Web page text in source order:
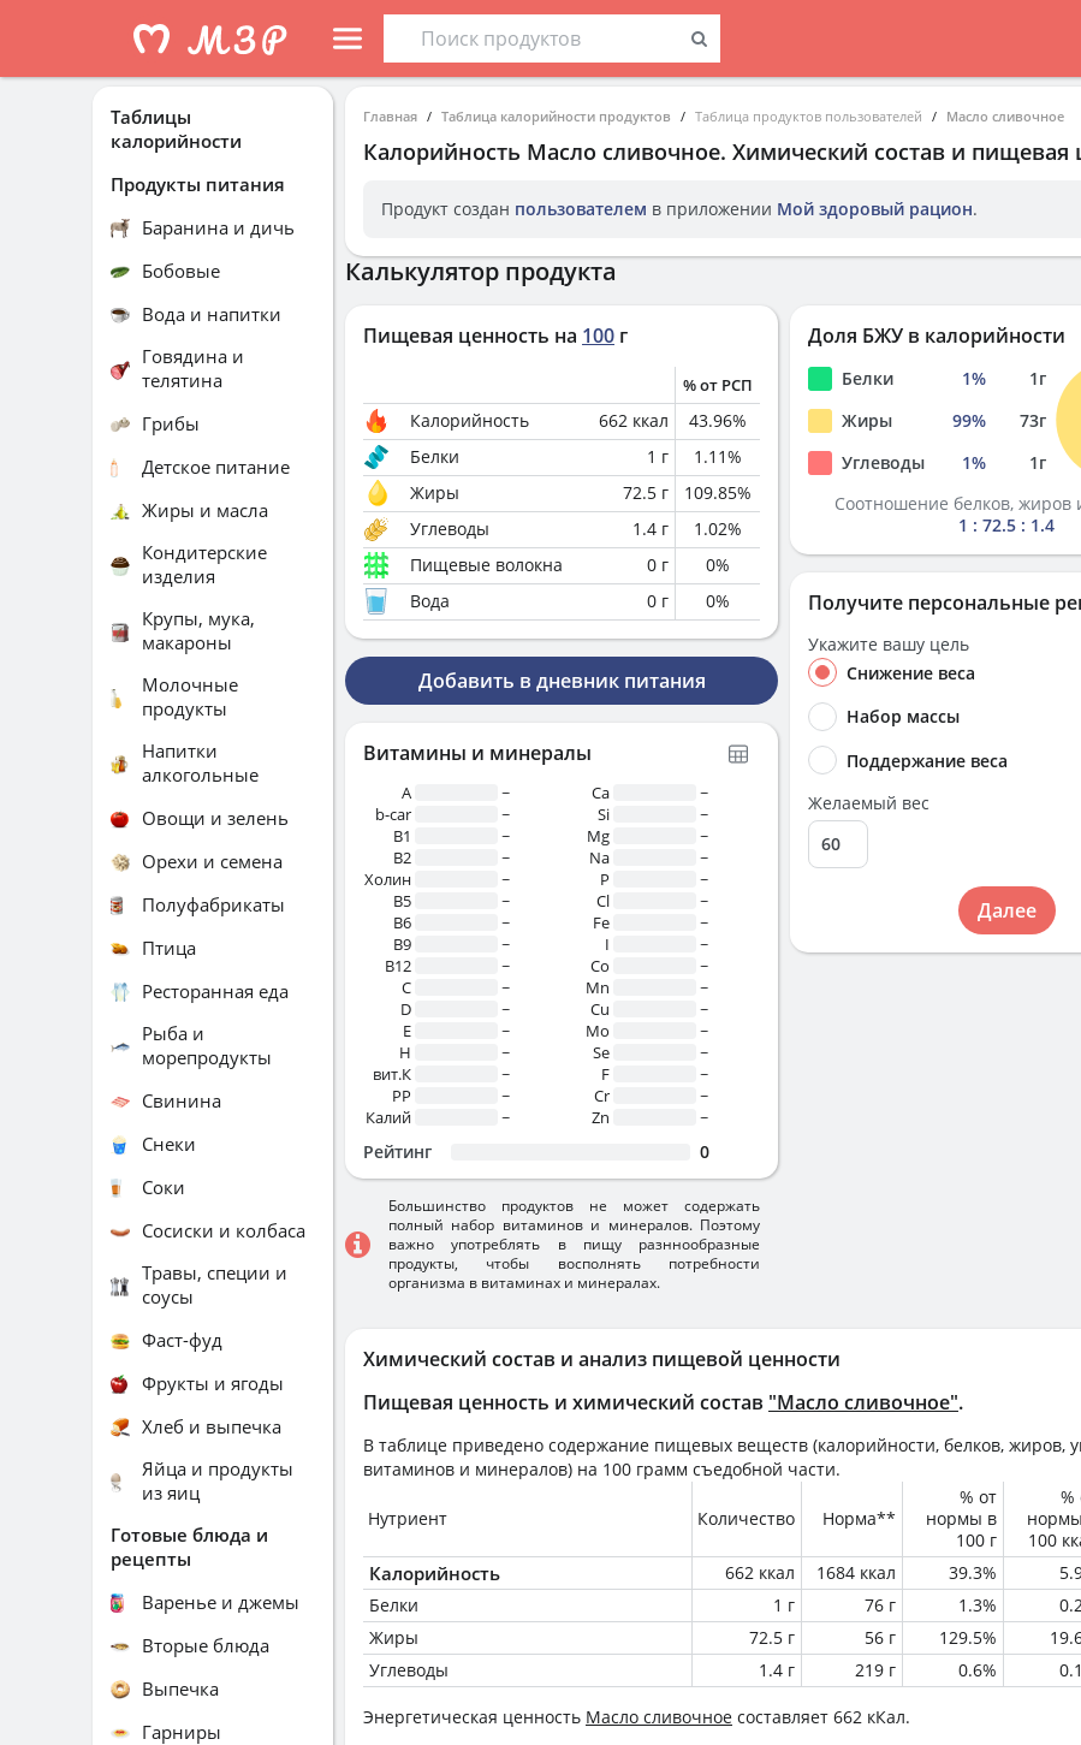
Главная Таблица калорийности продуктов Таблица продуктов пользователей Масло сливочное
Калорийность Масло сливочное. Химический состав и пищевая
Продукт создан пользователем в приложении Мой здоровый рацион.
Химический состав и анализ пищевой ценности
Пищевая ценность и химический состав "Масло сливочное".
В таблице приведено содержание пищевых веществ (калорийности, белков, жиров,
витаминов и минералов) на 100 грамм съедобной части.
Нутриент Количество Норма**
% от
нормы в
100 г
%
100
Калорийность 662 ккал 1684 ккал 39.3%
Белки
1 г 76 г 1.3%
Жиры
72.5 г 56 г 129.5%
Углеводы
1.4 г 219 г 0.6%
Энергетическая ценность Масло сливочное составляет 662 кКал.
Калькулятор продукта
Пищевая ценность на 100 г
% от РСП
Калорийность 662 ккал 43.96%
Белки
1 г 1.11%
Жиры
72.5 г 109.85%
Углеводы
1.4 г 1.02%
Пищевые волокна
0 г 0%
Вода
0 г 0%
Добавить в дневник питания
Витамины и минералы
A
~
b-car
~
В1
~
B2
~
Холин
~
B5
~
B6
~
B9
~
B12
~
C
~
D
~
E
~
H
~
вит.К
~
PP
~
Калий
~
Ca
~
Si
~
Mg
~
Na
~
P
~
Cl
~
Fe
~
I
~
Co
~
Mn
~
Cu
~
Mo
~
Se
~
F
~
Cr
~
Zn
~
Рейтинг 0
Большинство продуктов не может содержать
полный набор витаминов и минералов. Поэтому
важно употреблять в пищу разннообразные
продукты, чтобы восполнять потребности
организма в витаминах и минералах.
Доля БЖУ в калорийности
Белки 1% 1г
Жиры
99% 73г
Углеводы
1% 1г
Соотношение белков, жиров
1 : 72.5 : 1.4
Получите персональные
Укажите вашу цель
Снижение веса
Набор массы
Поддержание веса
Желаемый вес
Далее
Таблицы
калорийности
Продукты питания
Баранина и дичь
Бобовые
Вода и напитки
Говядина и
телятина
Грибы
Детское питание
Жиры и масла
Кондитерские
изделия
Крупы, мука,
макароны
Молочные
продукты
Напитки
алкогольные
Овощи и зелень
Орехи и семена
Полуфабрикаты
Птица
Ресторанная еда
Рыба и
морепродукты
Свинина
Снеки
Соки
Сосиски и колбаса
Травы, специи и
соусы
Фаст-фуд
Фрукты и ягоды
Хлеб и выпечка
Яйца и продукты
из яиц
Готовые блюда и
рецепты
Варенье и джемы
Вторые блюда
Выпечка
Гарниры